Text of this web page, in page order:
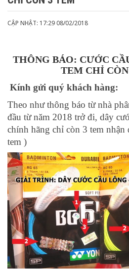
CẬP NHẬT: 17:29 08/02/2018
THÔNG BÁO: CƯỚC
TEM CHỈ
Kính gửi quý khách hàng:
Theo như thông báo từ nhà
đầu từ năm 2018 trở đi, dây
chính hãng chỉ còn 3 tem nhận
tem )